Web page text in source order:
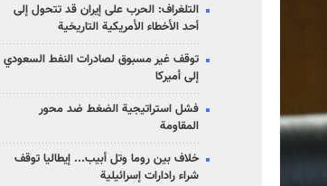
التلغراف: الحرب على إيران قد تتحول إلى
أحد الأخطاء الأمريكية التاريخية
توقف غير مسبوق لصادرات النفط السعودي
إلى أميركا
فشل استراتيجية الضغط ضد محور
المقاومة
خلاف بين روما وتل أبيب... إيطاليا توقف
شراء رادارات إسرائيلية